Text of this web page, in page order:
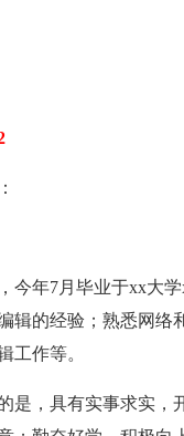
年7月毕业于xx大学
辑的经验；熟悉网络
工作等。
，具有实事求实，开